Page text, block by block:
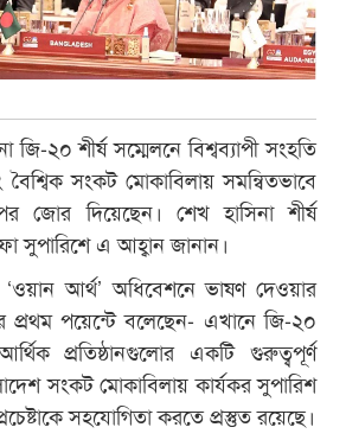
জি-২০ শীর্ষ সম্মেলনে বিশ্বব্যাপী সংহতি
সংকট মোকাবিলায় সমন্বিতভাবে
জোর দিয়েছেন। শেখ হাসিনা শীর্ষ
সুপারিশে এ আহ্বান জানান।
‘ওয়ান আর্থ’ অধিবেশনে ভাষণ দেওয়ার
প্রথম পয়েন্টে বলেছেন- এখানে জি-২০
প্রতিষ্ঠানগুলোর একটি গুরুত্বপূর্ণ
সংকট মোকাবিলায় কার্যকর সুপারিশ
সহযোগিতা করতে প্রস্তুত রয়েছে।